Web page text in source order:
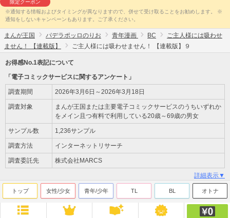
限定クーポン
※通知する情報およびタイミングが異なりますので、併せて受け取ることをお勧めします。 ※
通知をしないキャンペーンもあります。ご了承ください。
まんが王国 パデラポッロのりお 青年漫画 BC
ご主人様には吸わせ
ません！ 【連載版】
ご主人様には吸わせません！ 【連載版】９
お得感No.1表記について
「電子コミックサービスに関するアンケート」
調査期間 2026年3月6日～2026年3月18日
調査対象
まんが王国または主要電子コミックサービスのうちいずれか
をメイン且つ有料で利用している20歳～69歳の男女
サンプル数 1,236サンプル
調査方法 インターネットリサーチ
調査委託先 株式会社MARCS
詳細表示▼
トップ 女性/少女 青年/少年 TL BL オトナ